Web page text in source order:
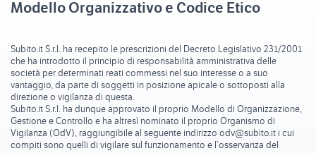
Modello Organizzativo e Codice Etico
Subito.it S.r.l. ha recepito le prescrizioni del Decreto Legislativo 231/2001
che ha introdotto il principio di responsabilità amministrativa delle
società per determinati reati commessi nel suo interesse o a suo
vantaggio, da parte di soggetti in posizione apicale o sottoposti alla
direzione o vigilanza di questa.
Subito.it S.r.l. ha dunque approvato il proprio Modello di Organizzazione,
Gestione e Controllo e ha altresì nominato il proprio Organismo di
Vigilanza (OdV), raggiungibile al seguente indirizzo odv@subito.it i cui
compiti sono quelli di vigilare sul funzionamento e l’osservanza del